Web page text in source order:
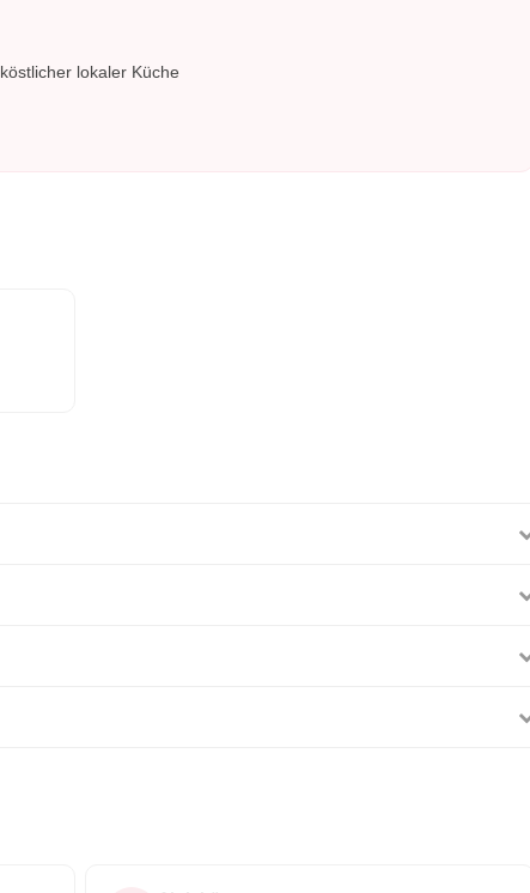
lokaler Küche